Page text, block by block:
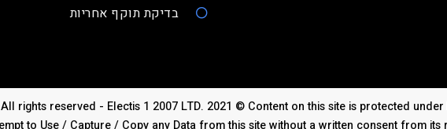
בדיקת תוקף אחריות
All rights reserved - Electis 1 2007 LTD. 2021 © Content on this site is protected under